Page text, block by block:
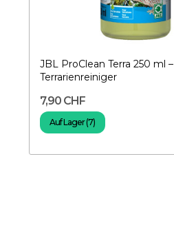
JBL ProClean Terra 250 ml –
Terrarienreiniger
7,90 CHF
Auf Lager (7)